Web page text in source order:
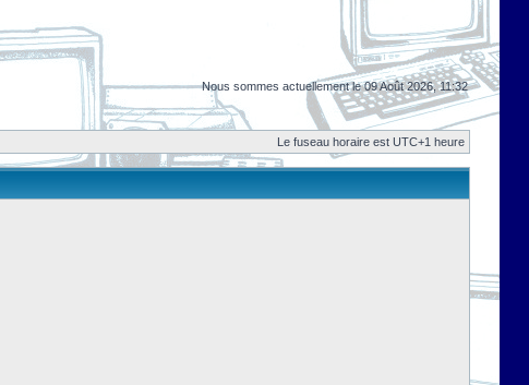
Nous sommes actuellement le 09 Août 2026, 11:32
Le fuseau horaire est UTC+1 heure